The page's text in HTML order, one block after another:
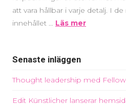
att vara hållbar i varje detalj. I
innehållet … Läs mer
Senaste inläggen
Thought leadership med
Edit Künstlicher lanserar